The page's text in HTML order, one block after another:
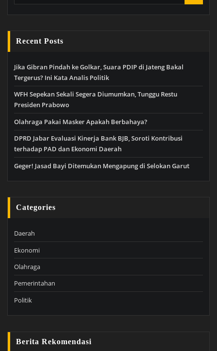
Recent Posts
Jika Gibran Pindah ke Golkar, Suara PDIP di Jateng Bakal
Tergerus? Ini Kata Analis Politik
WFH Sepekan Sekali Segera Diumumkan, Tunggu Restu
Presiden Prabowo
Olahraga Pakai Masker Apakah Berbahaya?
DPRD Jabar Evaluasi Kinerja Bank BJB, Soroti Kontribusi
terhadap PAD dan Ekonomi Daerah
Geger! Jasad Bayi Ditemukan Mengapung di Selokan Garut
Categories
Daerah
Ekonomi
Olahraga
Pemerintahan
Politik
Berita Rekomendasi